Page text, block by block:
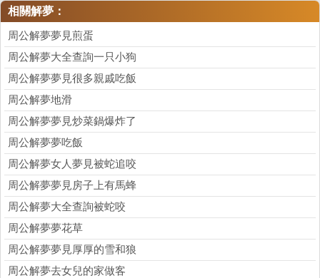
相關解夢：
周公解夢夢見煎蛋
周公解夢大全查詢一只小狗
周公解夢夢見很多親戚吃飯
周公解夢地滑
周公解夢夢見炒菜鍋爆炸了
周公解夢夢吃飯
周公解夢女人夢見被蛇追咬
周公解夢夢見房子上有馬蜂
周公解夢大全查詢被蛇咬
周公解夢夢花草
周公解夢夢見厚厚的雪和狼
周公解夢去女兒的家做客